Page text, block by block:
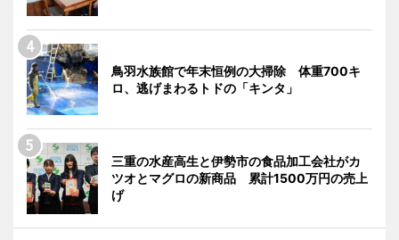
鳥羽水族館で年末恒例の大掃除 体重700キ
ロ、逃げまわるトドの「キンタ」
三重の水産高生と伊勢市の食品加工会社がカ
ツオとマグロの新商品 累計1500万円の売上
げ